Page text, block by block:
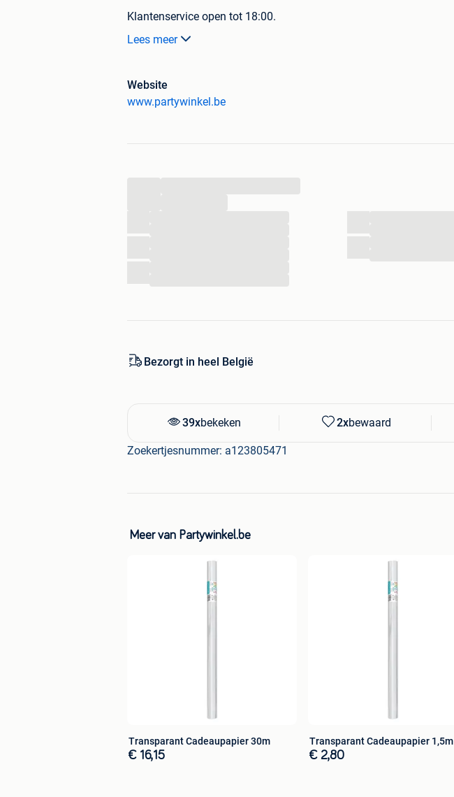
Klantenservice open tot 18:00.
Achteraf betalen.
30.000 beoordelingen.
Kleur: iriserend
Materiaal: folie
Lees meer
Website
www.partywinkel.be
Bezorgt in heel België
39xbekeken 2xbewaard
Zoekertjesnummer: a123805471
Meer van Partywinkel.be
Transparant Cadeaupapier 30m
€ 16,15
Transparant Cadeaupapier 1,5m
€ 2,80